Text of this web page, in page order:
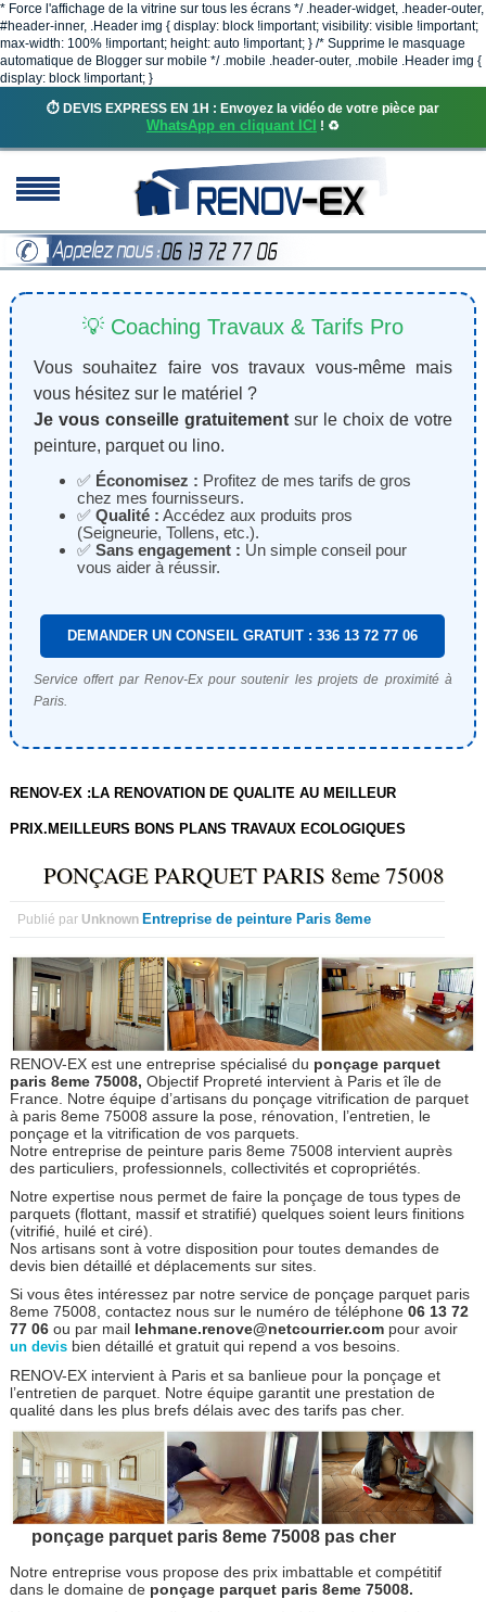
* Force l'affichage de la vitrine sur tous les écrans */ .header-widget, .header-outer,
#header-inner, .Header img { display: block !important; visibility: visible !important;
max-width: 100% !important; height: auto !important; } /* Supprime le masquage
automatique de Blogger sur mobile */ .mobile .header-outer, .mobile .Header img {
display: block !important; }
⏱️ DEVIS EXPRESS EN 1H : Envoyez la vidéo de votre pièce par
WhatsApp en cliquant ICI ! ♻️
💡 Coaching Travaux & Tarifs Pro
Vous souhaitez faire vos travaux vous-même mais
vous hésitez sur le matériel ?
Je vous conseille gratuitementsur le choix de votre
peinture, parquet ou lino.
✅ Économisez : Profitez de mes tarifs de gros
chez mes fournisseurs.
✅ Qualité : Accédez aux produits pros
(Seigneurie, Tollens, etc.).
✅ Sans engagement : Un simple conseil pour
vous aider à réussir.
DEMANDER UN CONSEIL GRATUIT : 336 13 72 77 06
Service offert par Renov-Ex pour soutenir les projets de proximité à
Paris.
RENOV-EX :LA RENOVATION DE QUALITE AU MEILLEUR
PRIX.MEILLEURS BONS PLANS TRAVAUX ECOLOGIQUES
PONÇAGE PARQUET PARIS 8eme 75008
Publié par Unknown Entreprise de peinture Paris 8eme
RENOV-EX est une entreprise spécialisé du ponçage parquet
paris 8eme 75008, Objectif Propreté intervient à Paris et île de
France. Notre équipe d’artisans du ponçage vitrification de parquet
à paris 8eme 75008 assure la pose, rénovation, l’entretien, le
ponçage et la vitrification de vos parquets.
Notre entreprise de peinture paris 8eme 75008 intervient auprès
des particuliers, professionnels, collectivités et copropriétés.
Notre expertise nous permet de faire la ponçage de tous types de
parquets (flottant, massif et stratifié) quelques soient leurs finitions
(vitrifié, huilé et ciré).
Nos artisans sont à votre disposition pour toutes demandes de
devis bien détaillé et déplacements sur sites.
Si vous êtes intéressez par notre service de ponçage parquet paris
8eme 75008, contactez nous sur le numéro de téléphone 06 13 72
77 06 ou par mail lehmane.renove@netcourrier.com pour avoir
un devis bien détaillé et gratuit qui repend a vos besoins.
RENOV-EX intervient à Paris et sa banlieue pour la ponçage et
l’entretien de parquet. Notre équipe garantit une prestation de
qualité dans les plus brefs délais avec des tarifs pas cher.
ponçage parquet paris 8eme 75008 pas cher
Notre entreprise vous propose des prix imbattable et compétitif
dans le domaine de ponçage parquet paris 8eme 75008.